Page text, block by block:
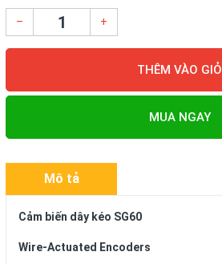
– +
THÊM VÀO GIỎ
MUA NGAY
Mô tả
Cảm biến dây kéo SG60
Wire-Actuated Encoders